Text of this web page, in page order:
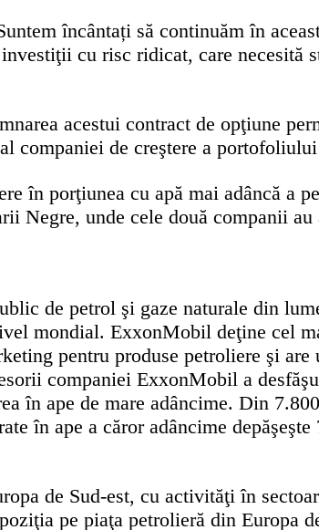
încântați să continuăm în
cu risc ridicat, care
acestui contract de opţiune
companiei de creştere a
în porţiunea cu apă mai adâncă a
Negre, unde cele două companii au
de petrol şi gaze naturale din
mondial. ExxonMobil deţine cel
pentru produse petroliere şi
companiei ExxonMobil a
în ape de mare adâncime. Din
în ape a căror adâncime depăşeşte
de Sud-est, cu activităţi în
pe piaţa petrolieră din Europa